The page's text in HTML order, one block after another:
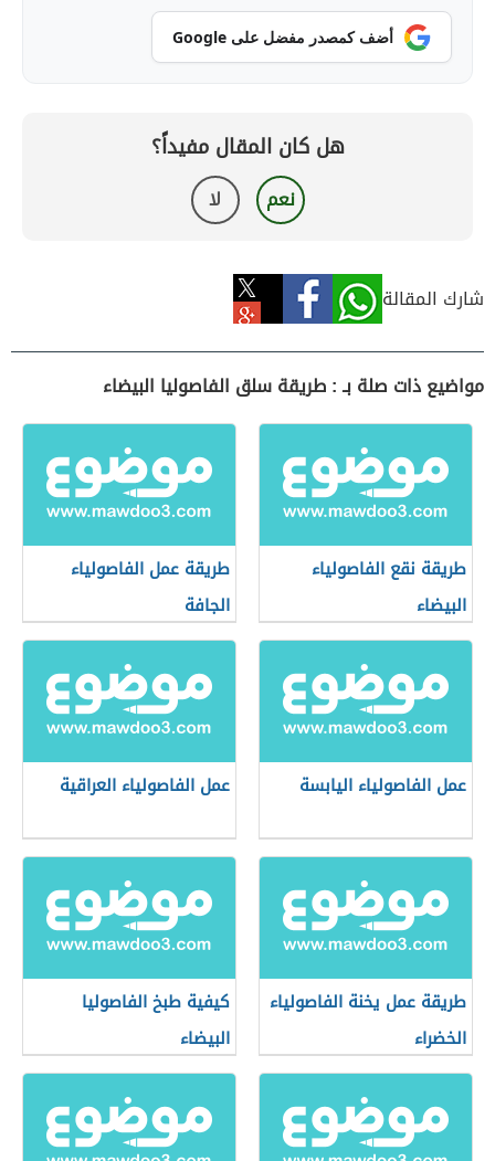
أضف كمصدر مفضل على Google
هل كان المقال مفيداً؟
نعم لا
شارك المقالة
مواضيع ذات صلة بـ : طريقة سلق الفاصوليا البيضاء
طريقة نقع الفاصولياء
البيضاء
طريقة عمل الفاصولياء
الجافة
عمل الفاصولياء اليابسة عمل الفاصولياء العراقية
طريقة عمل يخنة الفاصولياء
الخضراء
كيفية طبخ الفاصوليا
البيضاء